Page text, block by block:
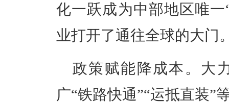
化一跃成为中部地区唯
业打开了通往全球的大门
政策赋能降成本。大
广“铁路快通”“运抵直装”